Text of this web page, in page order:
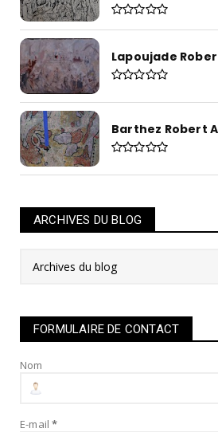
Lapoujade Robert
Barthez Robert
ARCHIVES DU BLOG
FORMULAIRE DE CONTACT
Nom
E-mail*